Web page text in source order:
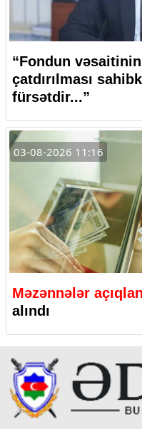
“Fondun
çatdırılması
fürsətdir...”
03-08-2026 11:16
Məzənnələr
alındı